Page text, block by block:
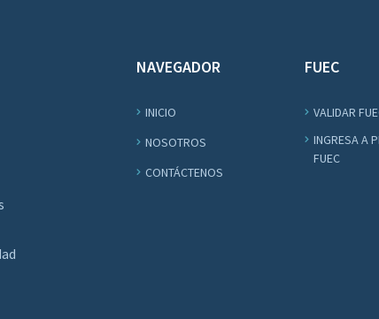
NAVEGADOR
INICIO
NOSOTROS
CONTÁCTENOS
FUEC
VALIDAR
INGRESA A
FUEC